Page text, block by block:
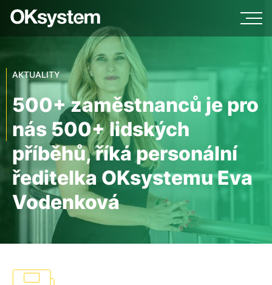
AKTUALITY
500+ zaměstnanců je pro
nás 500+ lidských
příběhů, říká personální
ředitelka OKsystemu Eva
Vodenková